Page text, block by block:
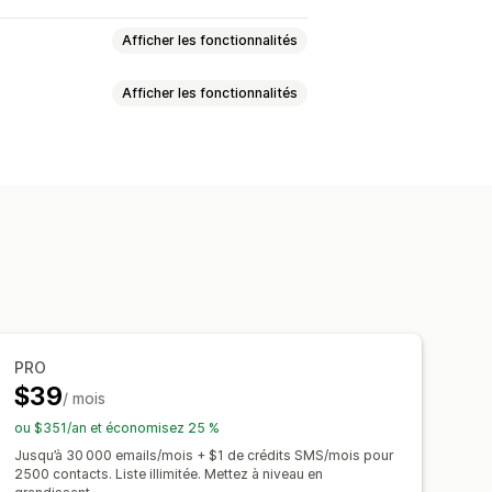
Afficher les fonctionnalités
Traduction Localisation
Édition en bloc
Recueil du consentement
Afficher les fonctionnalités
de commandes
de produits
d’abonnement
PRO
$39/ mois
ou $351/an et économisez 25 %
Jusqu’à 30 000 emails/mois + $1 de crédits SMS/mois pour
2500 contacts. Liste illimitée. Mettez à niveau en